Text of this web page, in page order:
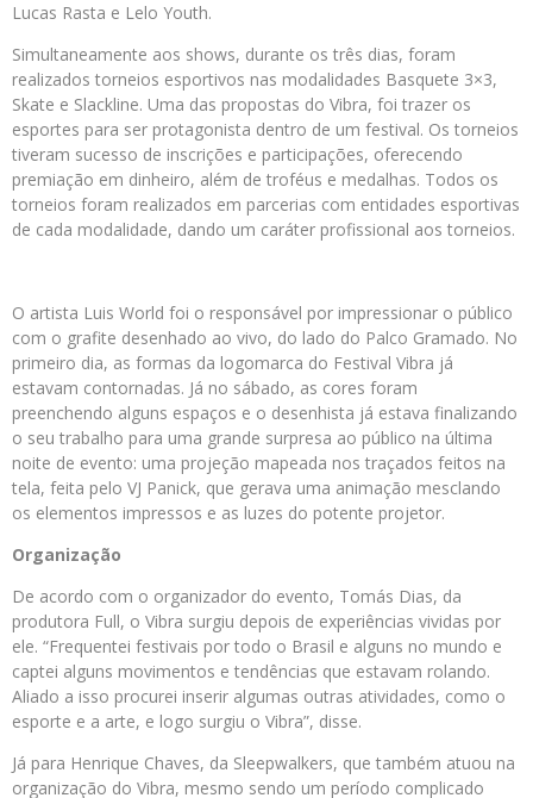
Lucas Rasta e Lelo Youth.
Simultaneamente aos shows, durante os três dias, foram
realizados torneios esportivos nas modalidades Basquete 3×3,
Skate e Slackline. Uma das propostas do Vibra, foi trazer os
esportes para ser protagonista dentro de um festival. Os torneios
tiveram sucesso de inscrições e participações, oferecendo
premiação em dinheiro, além de troféus e medalhas. Todos os
torneios foram realizados em parcerias com entidades esportivas
de cada modalidade, dando um caráter profissional aos torneios.
O artista Luis World foi o responsável por impressionar o público
com o grafite desenhado ao vivo, do lado do Palco Gramado. No
primeiro dia, as formas da logomarca do Festival Vibra já
estavam contornadas. Já no sábado, as cores foram
preenchendo alguns espaços e o desenhista já estava finalizando
o seu trabalho para uma grande surpresa ao público na última
noite de evento: uma projeção mapeada nos traçados feitos na
tela, feita pelo VJ Panick, que gerava uma animação mesclando
os elementos impressos e as luzes do potente projetor.
Organização
De acordo com o organizador do evento, Tomás Dias, da
produtora Full, o Vibra surgiu depois de experiências vividas por
ele. “Frequentei festivais por todo o Brasil e alguns no mundo e
captei alguns movimentos e tendências que estavam rolando.
Aliado a isso procurei inserir algumas outras atividades, como o
esporte e a arte, e logo surgiu o Vibra”, disse.
Já para Henrique Chaves, da Sleepwalkers, que também atuou na
organização do Vibra, mesmo sendo um período complicado